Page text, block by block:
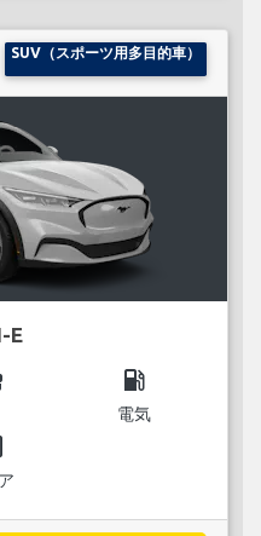
SUV（スポーツ用多目的車）
E
local_gas_station
電気